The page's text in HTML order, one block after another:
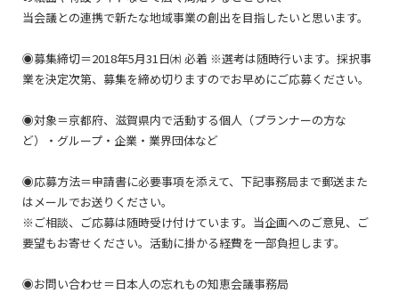
当会議との連携で新たな地域事業の創出を目指したいと思います。
◉募集締切＝2018年5月31日㈭ 必着 ※選考は随時行います。採択事
業を決定次第、募集を締め切りますのでお早めにご応募ください。
◉対象＝京都府、滋賀県内で活動する個人（プランナーの方な
ど）・グループ・企業・業界団体など
◉応募方法＝申請書に必要事項を添えて、下記事務局まで郵送また
はメールでお送りください。
※ご相談、ご応募は随時受け付けています。当企画へのご意見、ご
要望もお寄せください。活動に掛かる経費を一部負担します。
◉お問い合わせ＝日本人の忘れもの知恵会議事務局